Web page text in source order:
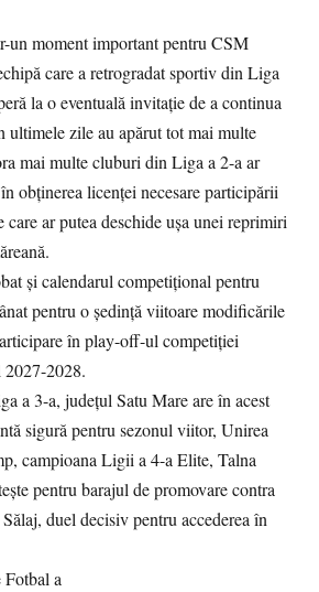
un moment important pentru CSM
care a retrogradat sportiv din Liga
la o eventuală invitație de a continua
ultimele zile au apărut tot mai multe
mai multe cluburi din Liga a 2-a ar
obținerea licenței necesare participării
ar putea deschide ușa unei reprimiri
și calendarul competițional pentru
pentru o ședință viitoare modificările
în play-off-ul competiției
2027-2028.
a 3-a, județul Satu Mare are în acest
sigură pentru sezonul viitor, Unirea
campioana Ligii a 4-a Elite, Talna
pentru barajul de promovare contra
duel decisiv pentru accederea în
Fotbal a